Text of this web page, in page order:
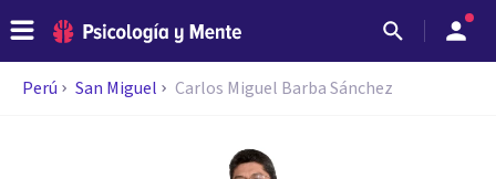
Perú San Miguel Carlos Miguel Barba Sánchez